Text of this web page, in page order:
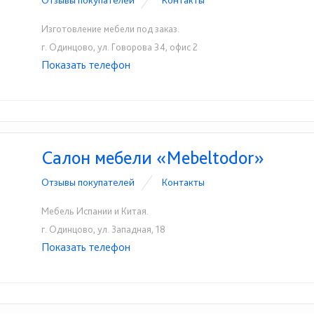
Изготовление мебели под заказ.
г. Одинцово, ул. Говорова 34, офис 2
☎+7-495-191-12-52
Показать телефон
Салон мебели «Mebeltodor»
Отзывы покупателей Контакты
Мебель Испании и Китая.
г. Одинцово, ул. Западная, 18
☎+7(495)921-50-68
Показать телефон